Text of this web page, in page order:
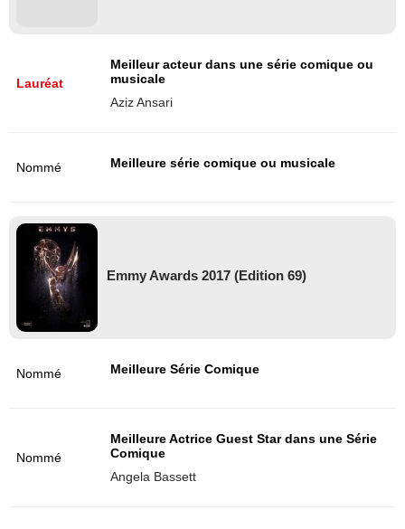
Lauréat
Meilleur acteur dans une série comique ou
musicale
Aziz Ansari
Nommé Meilleure série comique ou musicale
Emmy Awards 2017 (Edition 69)
Nommé Meilleure Série Comique
Nommé
Meilleure Actrice Guest Star dans une Série
Comique
Angela Bassett